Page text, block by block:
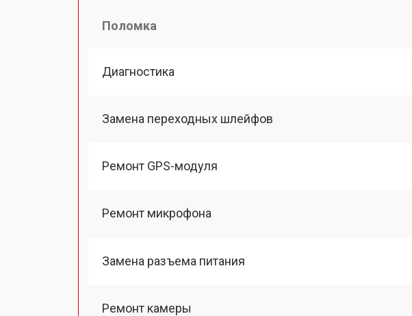
Поломка
Диагностика
Замена переходных шлейфов
Ремонт GPS-модуля
Ремонт микрофона
Замена разъема питания
Ремонт камеры